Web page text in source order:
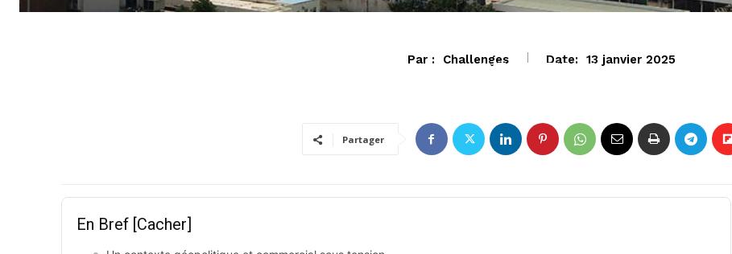
Par : Challenges Date: 13 janvier 2025
INTERNATIONAL
Partager
En Bref [Cacher]